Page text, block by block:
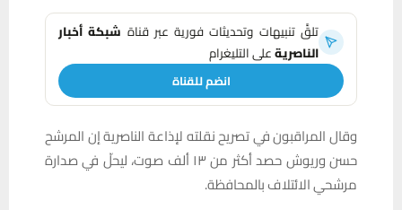
تلقَّ تنبيهات وتحديثات فورية عبر قناة شبكة أخبار
الناصريةعلى التليغرام
انضم للقناة
وقال المراقبون في تصريح نقلته لإذاعة الناصرية إن المرشح
حسن وريوش حصد أكثر من ١٣ ألف صوت، ليحلّ في صدارة
مرشحي الائتلاف بالمحافظة.